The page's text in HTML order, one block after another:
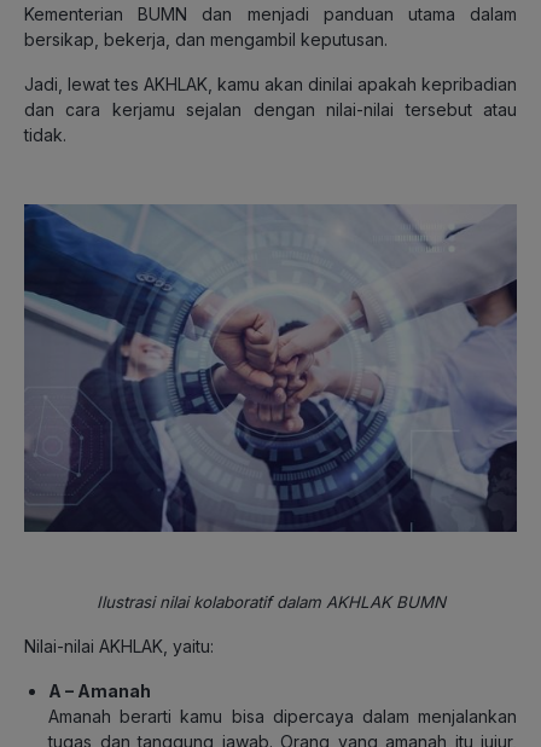
Kementerian BUMN dan menjadi panduan utama dalam
bersikap, bekerja, dan mengambil keputusan.
Jadi, lewat tes AKHLAK, kamu akan dinilai apakah kepribadian
dan cara kerjamu sejalan dengan nilai-nilai tersebut atau
tidak.
Ilustrasi nilai kolaboratif dalam AKHLAK BUMN
Nilai-nilai AKHLAK, yaitu:
A – Amanah
Amanah berarti kamu bisa dipercaya dalam menjalankan
tugas dan tanggung jawab. Orang yang amanah itu jujur,